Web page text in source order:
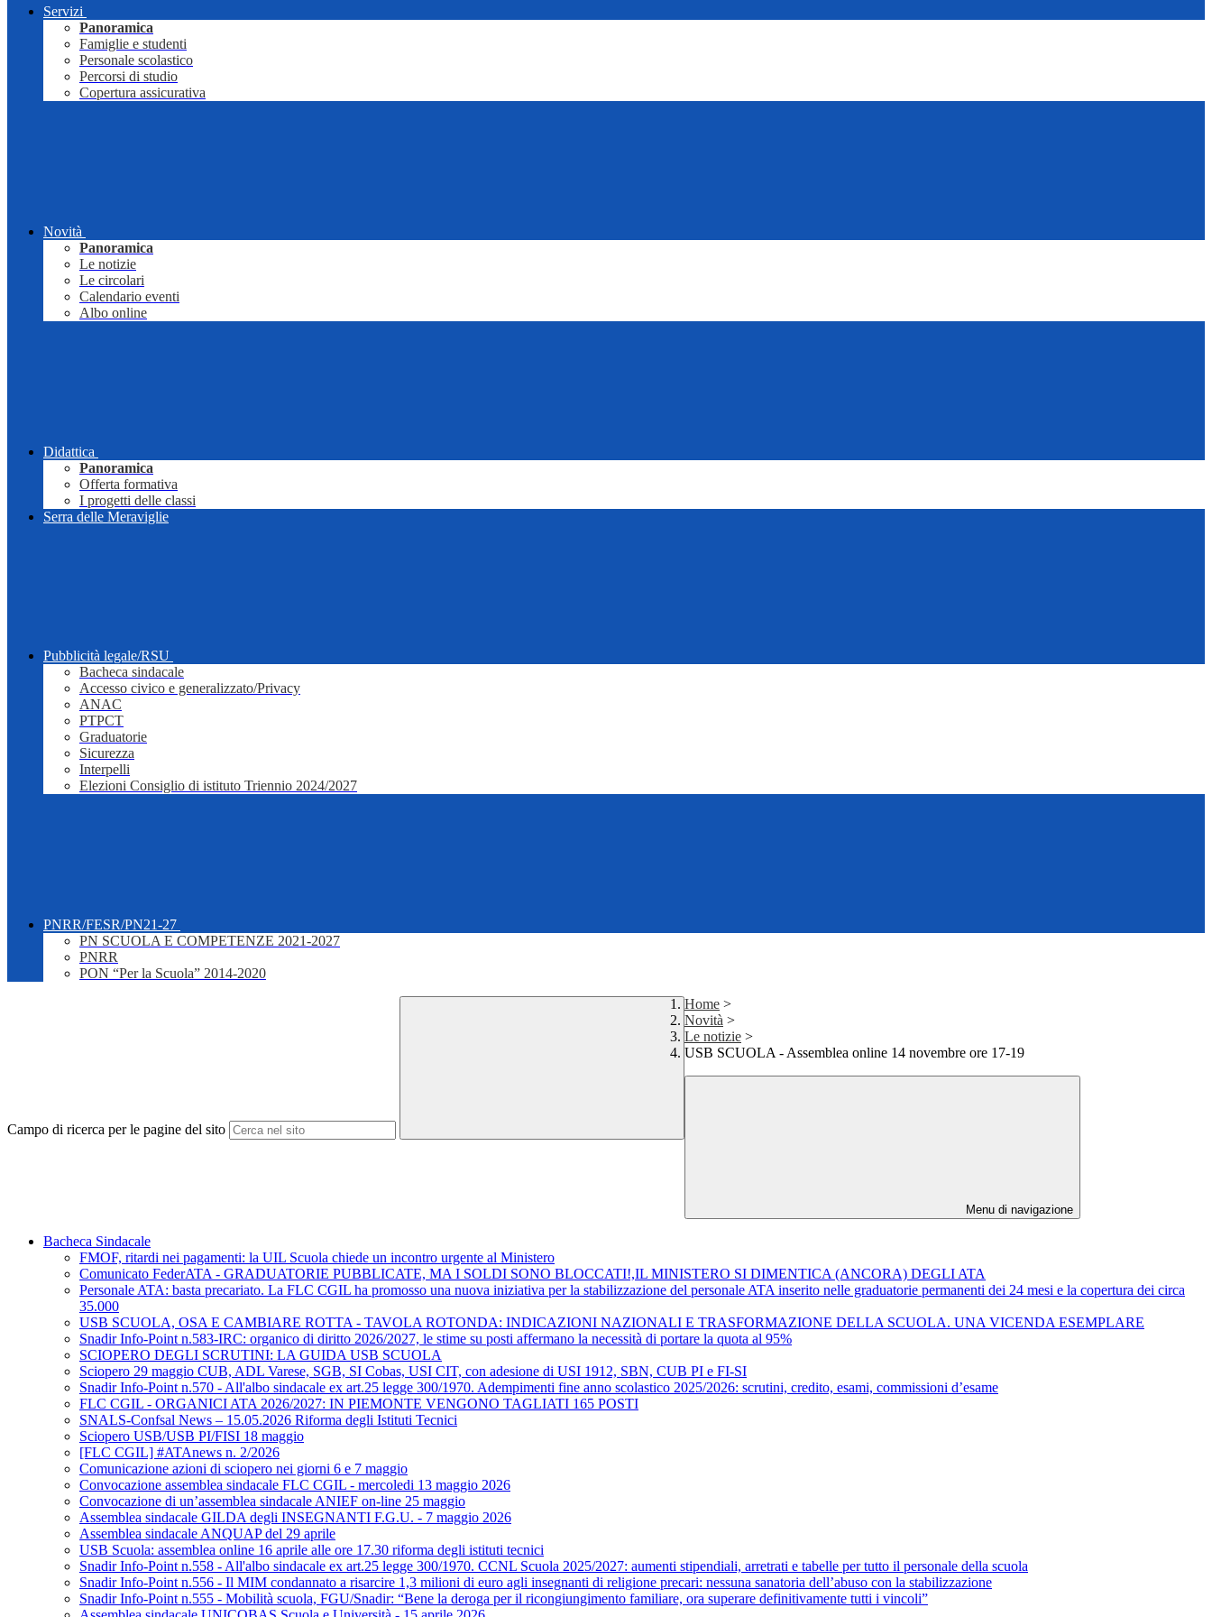
Servizi
Panoramica
Famiglie e studenti
Personale scolastico
Percorsi di studio
Copertura assicurativa
Novità
Panoramica
Le notizie
Le circolari
Calendario eventi
Albo online
Didattica
Panoramica
Offerta formativa
I progetti delle classi
Serra delle Meraviglie
Pubblicità legale/RSU
Bacheca sindacale
Accesso civico e generalizzato/Privacy
ANAC
PTPCT
Graduatorie
Sicurezza
Interpelli
Elezioni Consiglio di istituto Triennio 2024/2027
PNRR/FESR/PN21-27
PN SCUOLA E COMPETENZE 2021-2027
PNRR
PON “Per la Scuola” 2014-2020
Campo di ricerca per le pagine del sito
Home >
Novità >
Le notizie >
USB SCUOLA - Assemblea online 14 novembre ore 17-19
Menu di navigazione
Bacheca Sindacale
FMOF, ritardi nei pagamenti: la UIL Scuola chiede un incontro urgente al Ministero
Comunicato FederATA - GRADUATORIE PUBBLICATE, MA I SOLDI SONO BLOCCATI!,IL MINISTERO SI DIMENTICA (ANCORA) DEGLI ATA
Personale ATA: basta precariato. La FLC CGIL ha promosso una nuova iniziativa per la stabilizzazione del personale ATA inserito nelle graduatorie permanenti dei 24 mesi e la copertura dei circa
35.000
USB SCUOLA, OSA E CAMBIARE ROTTA - TAVOLA ROTONDA: INDICAZIONI NAZIONALI E TRASFORMAZIONE DELLA SCUOLA. UNA VICENDA ESEMPLARE
Snadir Info-Point n.583-IRC: organico di diritto 2026/2027, le stime su posti affermano la necessità di portare la quota al 95%
SCIOPERO DEGLI SCRUTINI: LA GUIDA USB SCUOLA
Sciopero 29 maggio CUB, ADL Varese, SGB, SI Cobas, USI CIT, con adesione di USI 1912, SBN, CUB PI e FI-SI
Snadir Info-Point n.570 - All'albo sindacale ex art.25 legge 300/1970. Adempimenti fine anno scolastico 2025/2026: scrutini, credito, esami, commissioni d’esame
FLC CGIL - ORGANICI ATA 2026/2027: IN PIEMONTE VENGONO TAGLIATI 165 POSTI
SNALS-Confsal News – 15.05.2026 Riforma degli Istituti Tecnici
Sciopero USB/USB PI/FISI 18 maggio
[FLC CGIL] #ATAnews n. 2/2026
Comunicazione azioni di sciopero nei giorni 6 e 7 maggio
Convocazione assemblea sindacale FLC CGIL - mercoledi 13 maggio 2026
Convocazione di un’assemblea sindacale ANIEF on-line 25 maggio
Assemblea sindacale GILDA degli INSEGNANTI F.G.U. - 7 maggio 2026
Assemblea sindacale ANQUAP del 29 aprile
USB Scuola: assemblea online 16 aprile alle ore 17.30 riforma degli istituti tecnici
Snadir Info-Point n.558 - All'albo sindacale ex art.25 legge 300/1970. CCNL Scuola 2025/2027: aumenti stipendiali, arretrati e tabelle per tutto il personale della scuola
Snadir Info-Point n.556 - Il MIM condannato a risarcire 1,3 milioni di euro agli insegnanti di religione precari: nessuna sanatoria dell’abuso con la stabilizzazione
Snadir Info-Point n.555 - Mobilità scuola, FGU/Snadir: “Bene la deroga per il ricongiungimento familiare, ora superare definitivamente tutti i vincoli”